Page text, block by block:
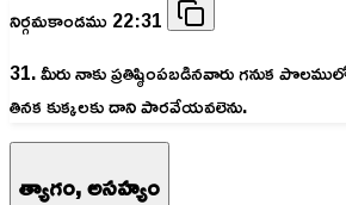
నిర్గమకాండము 22:31
31. మీరు నాకు ప్రతిష్ఠింపబడినవారు గనుక
తినక కుక్కలకు దాని పారవేయవలెను.
త్యాగం, అసహ్యం